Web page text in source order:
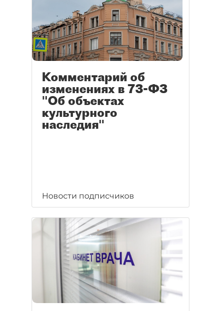
Комментарий об
изменениях в 73-ФЗ
"Об объектах
культурного
наследия"
Новости подписчиков